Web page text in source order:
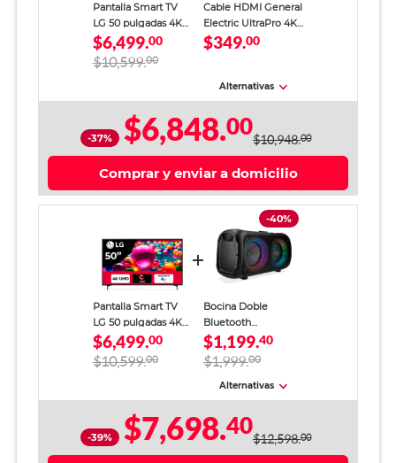
Pantalla Smart TV
LG 50 pulgadas 4K
UHD AI
50UA7500PSA
$6,499.00
$10,599.00
Cable HDMI General
Electric UltraPro 4K
UHD 3 m
$349.00
Alternativas
-37% $6,848.00$10,948.00
Comprar y enviar a domicilio
Pantalla Smart TV
LG 50 pulgadas 4K
UHD AI
50UA7500PSA
$6,499.00
$10,599.00
-40%
Bocina Doble
Bluetooth
RadioShack Luz LED
Negro
$1,199.40
$1,999.00
Alternativas
-39% $7,698.40$12,598.00